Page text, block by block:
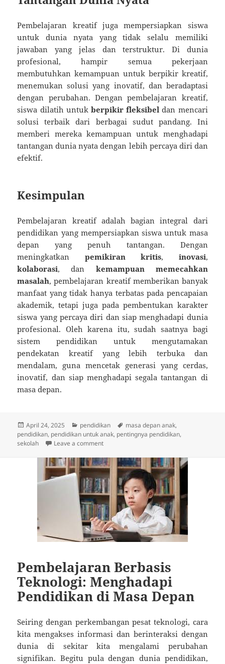
Pembelajaran kreatif juga mempersiapkan siswa
untuk dunia nyata yang tidak selalu memiliki
jawaban yang jelas dan terstruktur. Di dunia
profesional, hampir semua pekerjaan
membutuhkan kemampuan untuk berpikir kreatif,
menemukan solusi yang inovatif, dan beradaptasi
dengan perubahan. Dengan pembelajaran kreatif,
siswa dilatih untuk berpikir fleksibel dan mencari
solusi terbaik dari berbagai sudut pandang. Ini
memberi mereka kemampuan untuk menghadapi
tantangan dunia nyata dengan lebih percaya diri dan
efektif.
Kesimpulan
Pembelajaran kreatif adalah bagian integral dari
pendidikan yang mempersiapkan siswa untuk masa
depan yang penuh tantangan. Dengan
meningkatkan pemikiran kritis, inovasi,
kolaborasi, dan kemampuan memecahkan
masalah, pembelajaran kreatif memberikan banyak
manfaat yang tidak hanya terbatas pada pencapaian
akademik, tetapi juga pada pembentukan karakter
siswa yang percaya diri dan siap menghadapi dunia
profesional. Oleh karena itu, sudah saatnya bagi
sistem pendidikan untuk mengutamakan
pendekatan kreatif yang lebih terbuka dan
mendalam, guna mencetak generasi yang cerdas,
inovatif, dan siap menghadapi segala tantangan di
masa depan.
Posted
on
April 24, 2025 Categories
pendidikan Tags
masa depan anak,
pendidikan, pendidikan untuk anak, pentingnya pendidikan,
sekolah
Leave a commenton Mengapa Pembelajaran Kreatif Itu
Pembelajaran Berbasis
Teknologi: Menghadapi
Pendidikan di Masa Depan
Seiring dengan perkembangan pesat teknologi, cara
kita mengakses informasi dan berinteraksi dengan
dunia di sekitar kita mengalami perubahan
signifikan. Begitu pula dengan dunia pendidikan,